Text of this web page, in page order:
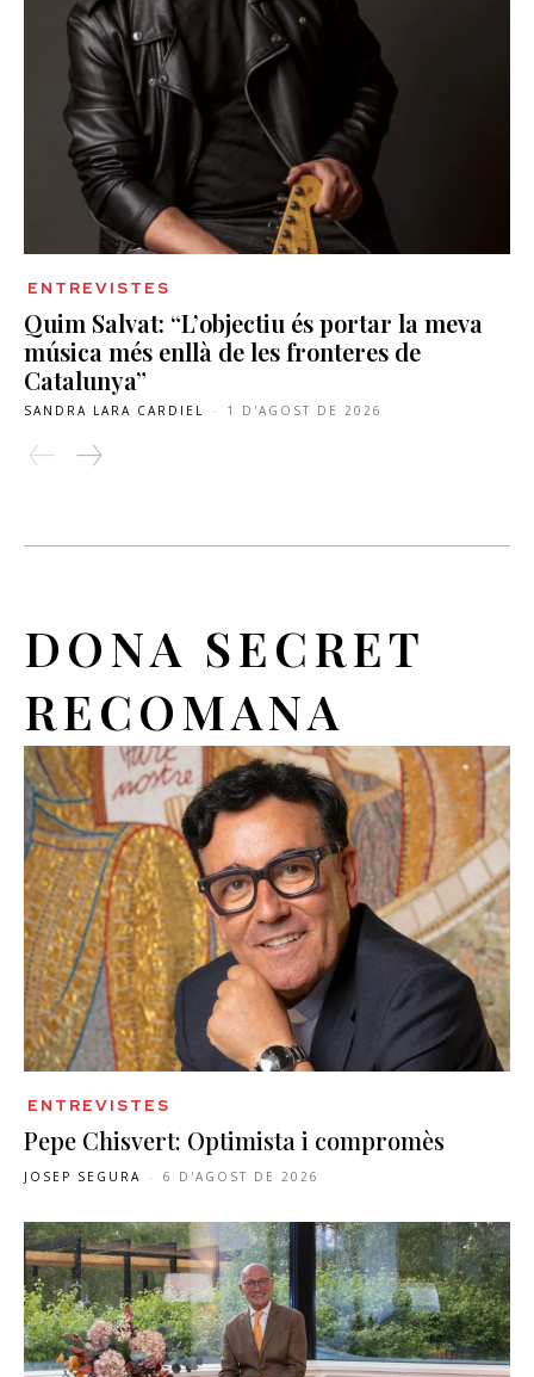
ENTREVISTES
Quim Salvat: “L’objectiu és portar la meva
música més enllà de les fronteres de
Catalunya”
SANDRA LARA CARDIEL - 1 D'AGOST DE 2026
DONA SECRET
RECOMANA
ENTREVISTES
Pepe Chisvert: Optimista i compromès
JOSEP SEGURA - 6 D'AGOST DE 2026